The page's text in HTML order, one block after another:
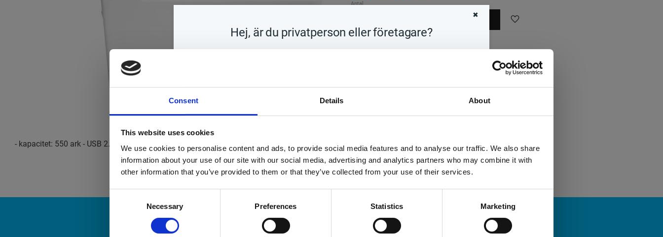
Consent Details About
This website uses cookies
We use cookies to personalise content and ads, to provide social media features and to analyse our traffic. We also share
information about your use of our site with our social media, advertising and analytics partners who may combine it with
other information that you’ve provided to them or that they’ve collected from your use of their services.
Necessary Preferences Statistics Marketing
Antal
Lägg till i favoriter
4PZ47A#B19
HP.Inc
- kapacitet: 550 ark - USB 2.0, LAN, Wi-Fi(n), USB 2.0-värd
Hej, är du privatperson eller företagare?
✖